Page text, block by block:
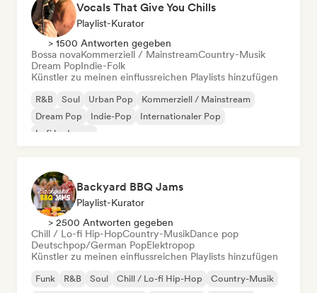
Vocals That Give You Chills
Playlist-Kurator
> 1500 Antworten gegeben
Bossa novaKommerziell / MainstreamCountry-Musik
Dream PopIndie-Folk
Künstler zu meinen einflussreichen Playlists hinzufügen
R&B Soul Urban Pop
Kommerziell / Mainstream
Dream Pop
Indie-Pop
Internationaler Pop
Lofi bedroom
Backyard BBQ Jams
Playlist-Kurator
> 2500 Antworten gegeben
Chill / Lo-fi Hip-HopCountry-MusikDance pop
Deutschpop/German PopElektropop
Künstler zu meinen einflussreichen Playlists hinzufügen
Funk R&B Soul Chill / Lo-fi Hip-Hop
Country-Musik